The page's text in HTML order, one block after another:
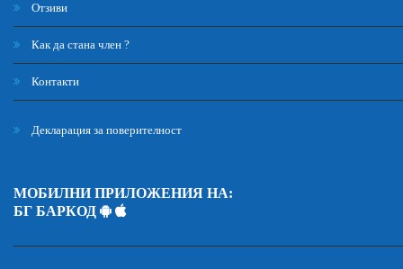
Отзиви
Как да стана член ?
Контакти
Декларация за поверителност
МОБИЛНИ ПРИЛОЖЕНИЯ НА:
БГ БАРКОД